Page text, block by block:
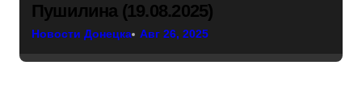
Пушилина (19.08.2025)
Новости Донецка Авг 26, 2025